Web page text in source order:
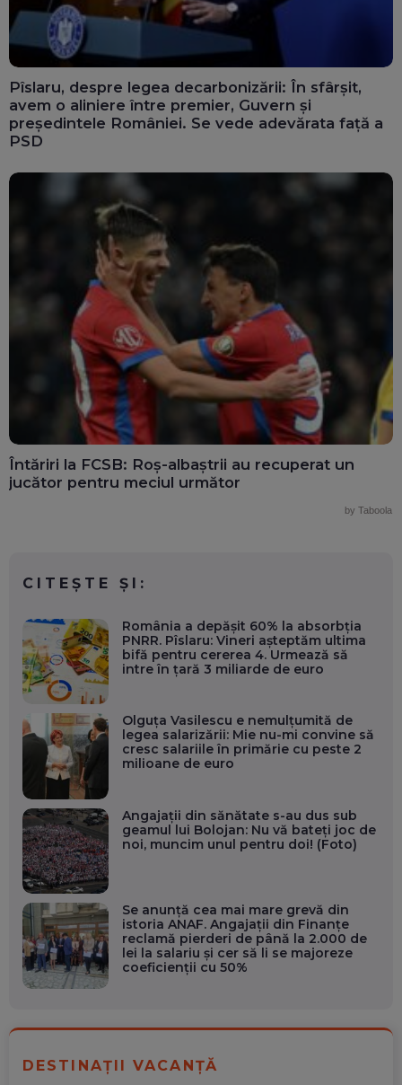
Pîslaru, despre legea decarbonizării: În sfârșit,
avem o aliniere între premier, Guvern și
președintele României. Se vede adevărata față a
PSD
Întăriri la FCSB: Roș-albaștrii au recuperat un
jucător pentru meciul următor
by Taboola
CITEȘTE ȘI:
România a depășit 60% la absorbția
PNRR. Pîslaru: Vineri așteptăm ultima
bifă pentru cererea 4. Urmează să
intre în țară 3 miliarde de euro
Olguța Vasilescu e nemulțumită de
legea salarizării: Mie nu-mi convine să
cresc salariile în primărie cu peste 2
milioane de euro
Angajații din sănătate s-au dus sub
geamul lui Bolojan: Nu vă bateți joc de
noi, muncim unul pentru doi! (Foto)
Se anunță cea mai mare grevă din
istoria ANAF. Angajații din Finanțe
reclamă pierderi de până la 2.000 de
lei la salariu și cer să li se majoreze
coeficienții cu 50%
DESTINAȚII VACANȚĂ